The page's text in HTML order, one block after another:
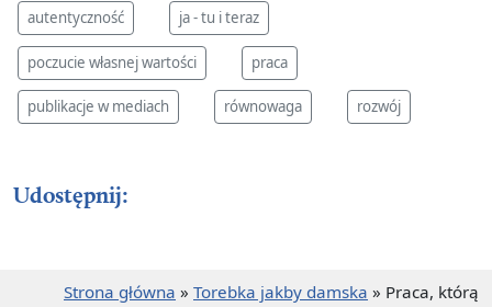
autentyczność ja - tu i teraz
poczucie własnej wartości praca
publikacje w mediach równowaga rozwój
Udostępnij:
Strona główna » Torebka jakby damska » Praca, którą